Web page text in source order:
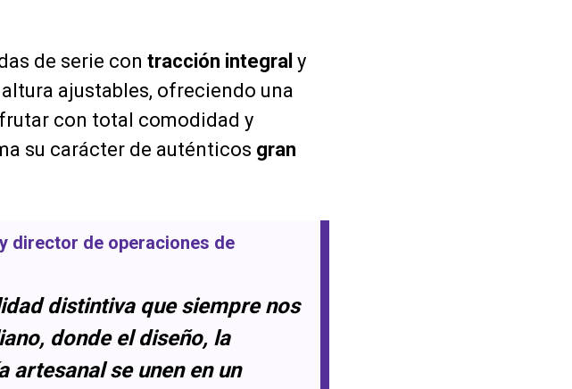
de serie con tracción integral y
ajustables, ofreciendo una
con total comodidad y
su carácter de auténticos gran
director de operaciones de
distintiva que siempre nos
donde el diseño, la
artesanal se unen en un